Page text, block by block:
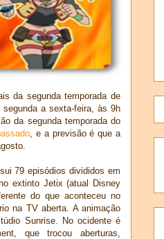
da segunda temporada de
a sexta-feira, às 9h
da segunda temporada do
, e a previsão é que a
79 episódios divididos em
extinto Jetix (atual Disney
do que aconteceu no
na TV aberta. A animação
Sunrise. No ocidente é
que trocou aberturas,